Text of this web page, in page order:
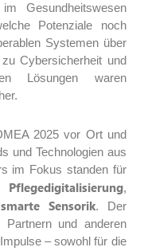
Gesundheitswesen
Potenziale noch
Systemen über
Cybersicherheit und
Lösungen waren
2025 vor Ort und
und Technologien aus
im Fokus standen für
Pflegedigitalisierung,
smarte Sensorik. Der
Partnern und anderen
– sowohl für die